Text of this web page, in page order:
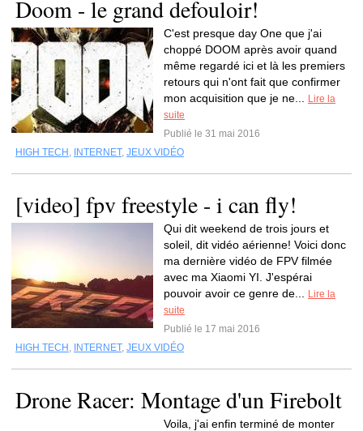
Doom - le grand defouloir!
C'est presque day One que j'ai
choppé DOOM après avoir quand
même regardé ici et là les premiers
retours qui n'ont fait que confirmer
mon acquisition que je ne...
Lire la
suite
Publié le 31 mai 2016
HIGH TECH , INTERNET, JEUX VIDÉO
[video] fpv freestyle - i can fly!
Qui dit weekend de trois jours et
soleil, dit vidéo aérienne! Voici donc
ma dernière vidéo de FPV filmée
avec ma Xiaomi YI. J'espérai
pouvoir avoir ce genre de...
Lire la
suite
Publié le 17 mai 2016
HIGH TECH , INTERNET, JEUX VIDÉO
Drone Racer: Montage d'un Firebolt
Voila, j'ai enfin terminé de monter